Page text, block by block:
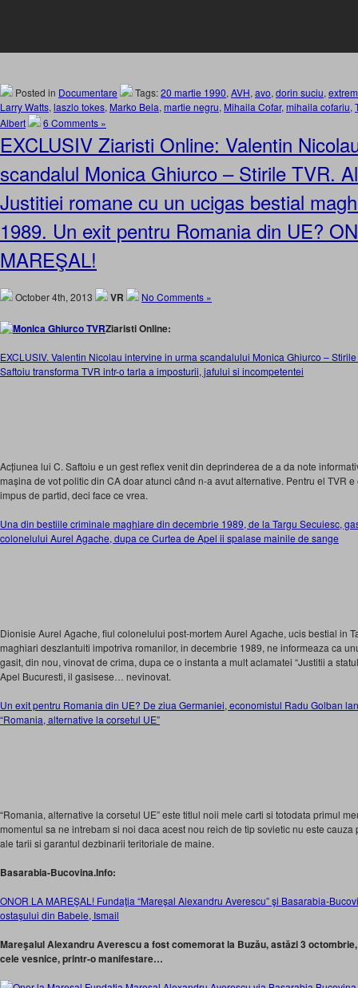
Posted in Documentare Tags:20 martie 1990, AVH, avo, dorin suciu,
Larry Watts, laszlo tokes, Marko Bela, martie negru, Mihaila Cofar, mihaila cofariu,
Albert
6 Comments »
EXCLUSIV Ziaristi Online: Valentin
scandalul Monica Ghiurco – Stirile TVR.
Justitiei romane cu un ucigas bestial
1989. Un exit pentru Romania din UE?
MAREŞAL!
October 4th, 2013 VR No Comments »
Ziaristi Online:
EXCLUSIV. Valentin Nicolau intervine in urma scandalului Monica Ghiurco –
Saftoiu transforma TVR intr-o tarla a imposturii, jafului si incompetentei
Acțiunea lui C. Saftoiu e un gest reflex venit din deprinderea de a da note
mașina de vot politic din CA doar atunci când n-a avut alternative. Pentru el TVR
impus de partid, deci face ce vrea.
Una din bestiile criminale maghiare din decembrie 1989, de la Targu Secuiesc,
colonelului Aurel Agache, dupa ce Curtea de Apel ii spalase mainile de sange
Dionisie Aurel Agache, fiul colonelului post-mortem Aurel Agache, ucis bestial in
maghiari deszlantuiti impotriva romanilor, in decembrie 1989, ne informeaza ca
gasit, din nou, vinovat de crima, dupa ce o instanta a mult aclamatei “Justitii a
Apel Bucuresti, il gasisese… nevinovat.
Un exit pentru Romania din UE? De ziua Germaniei, economistul Radu Golban
“Romania, alternative la corsetul UE”
“Romania, alternative la corsetul UE” este titlul noii mele carti si totodata primul
momentul sa ne intrebam si noi daca acest nou reich de tip sovietic nu este
ale tarii si garantul dezbinarii teritoriale de maine.
Basarabia-Bucovina.Info:
ONOR LA MAREŞAL! Fundaţia “Mareşal Alexandru Averescu” şi Basarabia-
ostaşului din Babele, Ismail
Mareşalul Alexandru Averescu a fost comemorat la Buzău, astăzi 3
cele vesnice, printr-o manifestare…